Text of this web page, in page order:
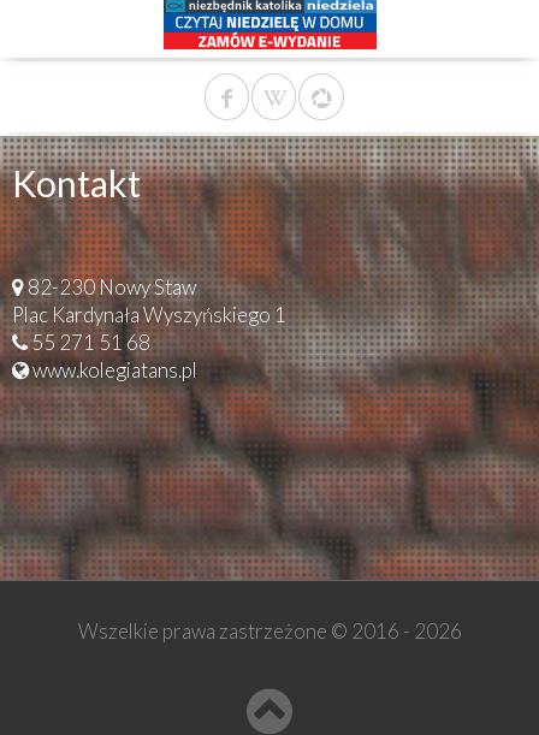
Kontakt
82-230 Nowy Staw
Plac Kardynała Wyszyńskiego 1
55 271 51 68
www.kolegiatans.pl
Wszelkie prawa zastrzeżone © 2016 - 2026